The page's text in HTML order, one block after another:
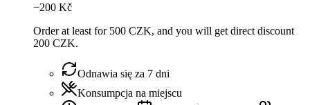
−200 Kč
Order at least for 500 CZK, and you will get direct discount
200 CZK.
Odnawia się za 7 dni
Konsumpcja na miejscu